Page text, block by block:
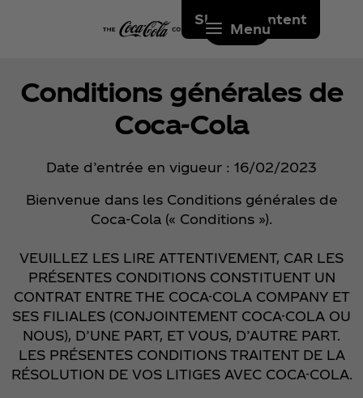
Skip to content
Menu
Conditions générales de
Coca‑Cola
Date d’entrée en vigueur : 16/02/2023
Bienvenue dans les Conditions générales de
Coca‑Cola (« Conditions »).
VEUILLEZ LES LIRE ATTENTIVEMENT, CAR LES
PRÉSENTES CONDITIONS CONSTITUENT UN
CONTRAT ENTRE THE COCA-COLA COMPANY ET
SES FILIALES (CONJOINTEMENT COCA-COLA OU
NOUS), D’UNE PART, ET VOUS, D’AUTRE PART.
LES PRÉSENTES CONDITIONS TRAITENT DE LA
RÉSOLUTION DE VOS LITIGES AVEC COCA-COLA.